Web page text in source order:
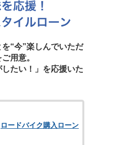
“今”楽しんでいただ
用意。
たい！」を応援いた
ロードバイク購入ローン